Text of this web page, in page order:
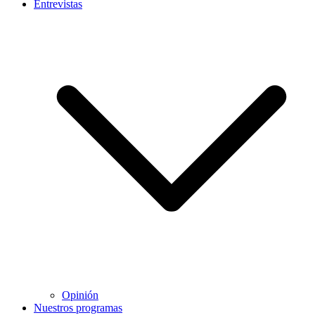
Entrevistas
Opinión
Nuestros programas